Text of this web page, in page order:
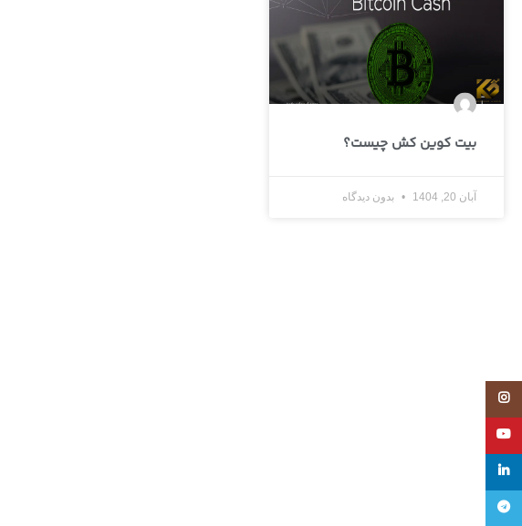
بیت کوین کش چیست؟
آبان 20, 1404 بدون دیدگاه